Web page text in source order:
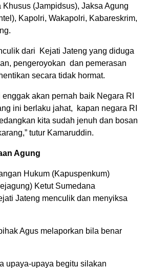
(Jampidsus), Jaksa Agung
Kapolri, Wakapolri, Kabareskrim,
dari Kejati Jateng yang diduga
pengeroyokan dan pemerasan
secara tidak hormat.
akan pernah baik Negara RI
ini berlaku jahat, kapan negara RI
kita sudah jenuh dan bosan
tutur Kamaruddin.
Agung
Hukum (Kapuspenkum)
Ketut Sumedana
Jateng menculik dan menyiksa
Agus melaporkan bila benar
upaya-upaya begitu silakan